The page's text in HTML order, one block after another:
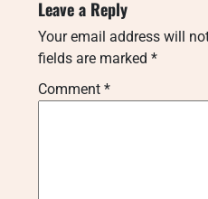
Leave a Reply
Your email address will
fields are marked *
Comment *